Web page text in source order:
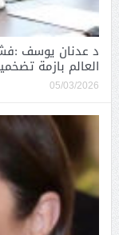
د عدنان يوسف
العالم بازمة
05/03/2026